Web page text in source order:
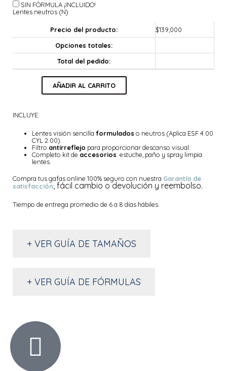
SIN FÓRMULA ¡INCLUIDO!
Lentes neutros (N)
Precio del producto: $139,000
Opciones totales:
Total del pedido:
AÑADIR AL CARRITO
INCLUYE:
Lentes visión sencillaformulados o neutros (Aplica ESF 4.00
CYL 2.00).
Filtro antirreflejo para proporcionar descanso visual.
Completo kit de accesorios: estuche, paño y spray limpia
lentes.
Compra tus gafas online 100% seguro con nuestra Garantía de
satisfacción, fácil cambio o devolución y reembolso.
Tiempo de entrega promedio de 6 a 8 días hábiles.
+ VER GUÍA DE TAMAÑOS
+ VER GUÍA DE FÓRMULAS